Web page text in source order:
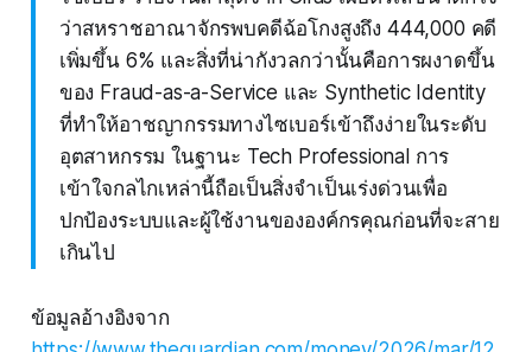
ว่าสหราชอาณาจักรพบคดีฉ้อโกงสูงถึง 444,000 คดี
เพิ่มขึ้น 6% และสิ่งที่น่ากังวลกว่านั้นคือการผงาดขึ้น
ของ Fraud-as-a-Service และ Synthetic Identity
ที่ทำให้อาชญากรรมทางไซเบอร์เข้าถึงง่ายในระดับ
อุตสาหกรรม ในฐานะ Tech Professional การ
เข้าใจกลไกเหล่านี้ถือเป็นสิ่งจำเป็นเร่งด่วนเพื่อ
ปกป้องระบบและผู้ใช้งานขององค์กรคุณก่อนที่จะสาย
เกินไป
ข้อมูลอ้างอิงจาก